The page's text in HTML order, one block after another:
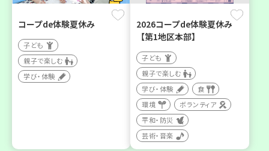
コープde体験夏休み
子ども
親子で楽しむ
学び・体験
2026コープde体験夏休み
【第1地区本部】
子ども
親子で楽しむ
学び・体験
食
環境
ボランティア
平和・防災
芸術・音楽